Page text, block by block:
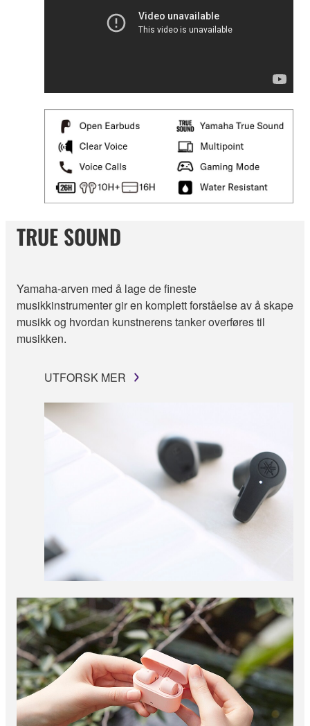
TRUE SOUND
Yamaha-arven med å lage de fineste
musikkinstrumenter gir en komplett forståelse av å skape
musikk og hvordan kunstnerens tanker overføres til
musikken.
UTFORSK MER